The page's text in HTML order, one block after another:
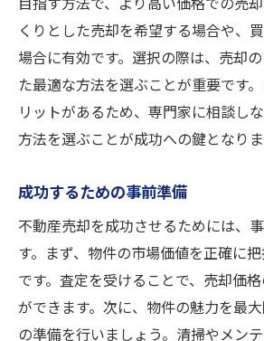
目指す方法で、より高い価格での売
くりとした売却を希望する場合や、
場合に有効です。選択の際は、売却
た最適な方法を選ぶことが重要です
リットがあるため、専門家に相談し
方法を選ぶことが成功への鍵となりま
成功するための事前準備
不動産売却を成功させるためには、
す。まず、物件の市場価値を正確に
です。査定を受けることで、売却価
ができます。次に、物件の魅力を最
の準備を行いましょう。清掃やメン